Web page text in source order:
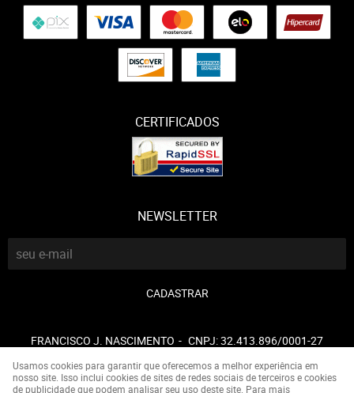
CERTIFICADOS
NEWSLETTER
CADASTRAR
FRANCISCO J. NASCIMENTO CNPJ: 32.413.896/0001-27
Usamos cookies para garantir que oferecemos a melhor experiência em
nosso site. Isso inclui cookies de sites de redes sociais de terceiros e cookies
de publicidade que podem analisar seu uso deste site. Para mais